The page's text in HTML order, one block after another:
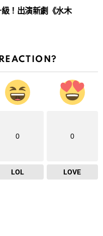
！出演新劇《水木
0
LOL
0
LOVE